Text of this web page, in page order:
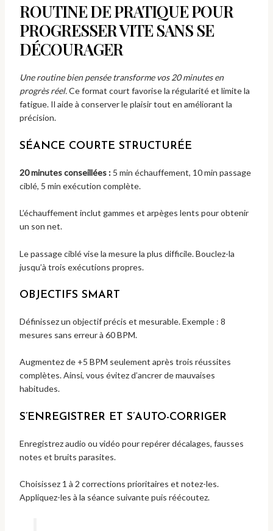
ROUTINE DE PRATIQUE POUR
PROGRESSER VITE SANS SE
DÉCOURAGER
Une routine bien pensée transforme vos 20 minutes en
progrès réel.Ce format court favorise la régularité et limite la
fatigue. Il aide à conserver le plaisir tout en améliorant la
précision.
SÉANCE COURTE STRUCTURÉE
20 minutes conseillées :5 min échauffement, 10 min passage
ciblé, 5 min exécution complète.
L’échauffement inclut gammes et arpèges lents pour obtenir
un son net.
Le passage ciblé vise la mesure la plus difficile. Bouclez-la
jusqu’à trois exécutions propres.
OBJECTIFS SMART
Définissez un objectif précis et mesurable. Exemple : 8
mesures sans erreur à 60 BPM.
Augmentez de +5 BPM seulement après trois réussites
complètes. Ainsi, vous évitez d’ancrer de mauvaises
habitudes.
S’ENREGISTRER ET S’AUTO-CORRIGER
Enregistrez audio ou vidéo pour repérer décalages, fausses
notes et bruits parasites.
Choisissez 1 à 2 corrections prioritaires et notez-les.
Appliquez-les à la séance suivante puis réécoutez.